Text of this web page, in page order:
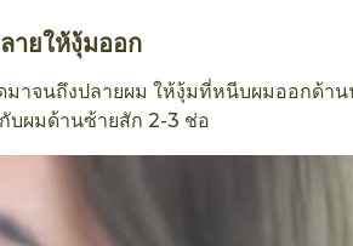
ายให้งุ้มออก
มาจนถึงปลายผม ให้งุ้มที่หนีบผมออกด้า
บผมด้านซ้ายสัก 2-3 ช่อ